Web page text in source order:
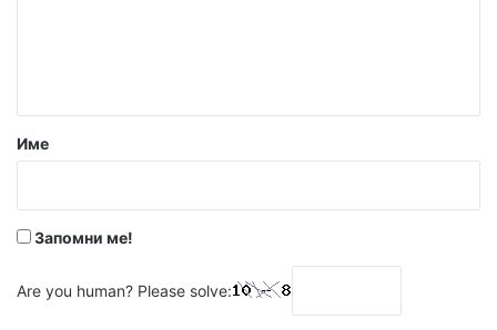
р
Име
Запомни ме!
Are you human? Please solve: